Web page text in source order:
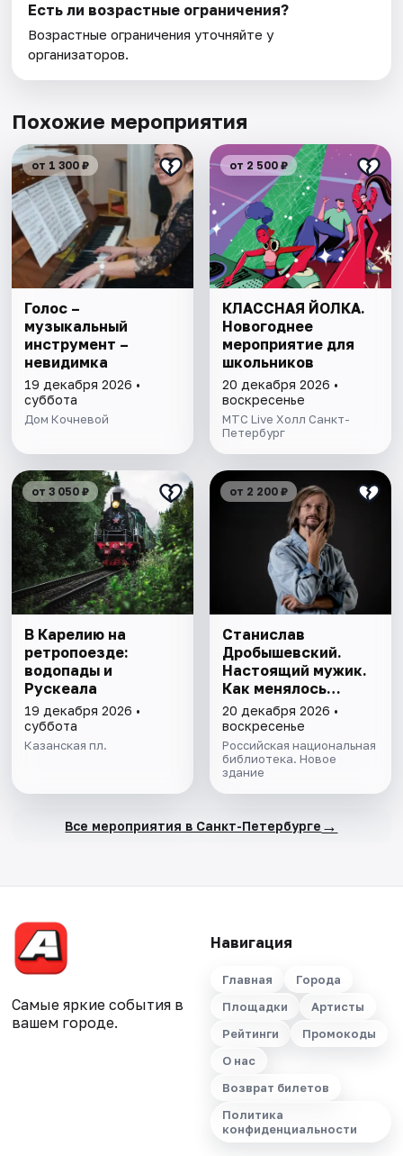
Есть ли возрастные ограничения?
Возрастные ограничения уточняйте у
организаторов.
Похожие мероприятия
от 1 300 ₽
Голос –
музыкальный
инструмент –
невидимка
19 декабря 2026 •
суббота
Дом Кочневой
от 2 500 ₽
КЛАССНАЯ ЙОЛКА.
Новогоднее
мероприятие для
школьников
20 декабря 2026 •
воскресенье
МТС Live Холл Санкт-
Петербург
от 3 050 ₽
В Карелию на
ретропоезде:
водопады и
Рускеала
19 декабря 2026 •
суббота
Казанская пл.
от 2 200 ₽
Станислав
Дробышевский.
Настоящий мужик.
Как менялось
представление о
маскулинности
20 декабря 2026 •
воскресенье
Российская национальная
библиотека. Новое
здание
Все мероприятия в Санкт-Петербурге →
Самые яркие события в
вашем городе.
Навигация
Главная
Города
Площадки
Артисты
Рейтинги
Промокоды
О нас
Возврат билетов
Политика
конфиденциальности